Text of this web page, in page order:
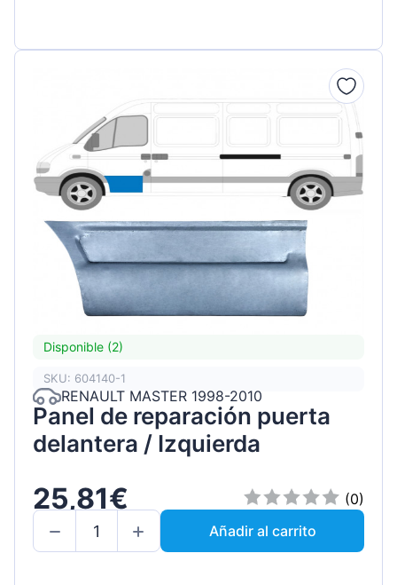
Disponible (2)
SKU: 604140-1
RENAULT MASTER 1998-2010
Panel de reparación puerta
delantera / Izquierda
25,81€
(0)
Añadir al carrito